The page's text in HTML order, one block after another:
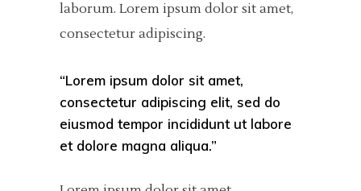
laborum. Lorem ipsum dolor sit amet,
consectetur adipiscing.
“Lorem ipsum dolor sit amet,
consectetur adipiscing elit, sed do
eiusmod tempor incididunt ut labore
et dolore magna aliqua.”